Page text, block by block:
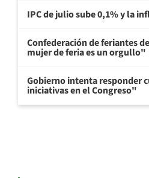
IPC de julio sube 0,1% y la
Confederación de feriantes
mujer de feria es un orgullo"
Gobierno intenta responder
iniciativas en el Congreso"